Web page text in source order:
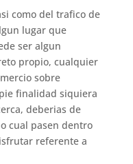
como del trafico de
lugar que
ser algun
propio, cualquier
sobre
finalidad siquiera
deberias de
cual pasen dentro
referente a